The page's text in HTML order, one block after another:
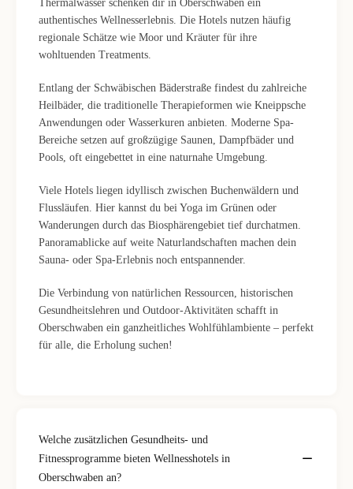
Thermalwasser schenken dir in Oberschwaben ein
authentisches Wellnesserlebnis. Die Hotels nutzen häufig
regionale Schätze wie Moor und Kräuter für ihre
wohltuenden Treatments.
Entlang der Schwäbischen Bäderstraße findest du zahlreiche
Heilbäder, die traditionelle Therapieformen wie Kneippsche
Anwendungen oder Wasserkuren anbieten. Moderne Spa-
Bereiche setzen auf großzügige Saunen, Dampfbäder und
Pools, oft eingebettet in eine naturnahe Umgebung.
Viele Hotels liegen idyllisch zwischen Buchenwäldern und
Flussläufen. Hier kannst du bei Yoga im Grünen oder
Wanderungen durch das Biosphärengebiet tief durchatmen.
Panoramablicke auf weite Naturlandschaften machen dein
Sauna- oder Spa-Erlebnis noch entspannender.
Die Verbindung von natürlichen Ressourcen, historischen
Gesundheitslehren und Outdoor-Aktivitäten schafft in
Oberschwaben ein ganzheitliches Wohlfühlambiente – perfekt
für alle, die Erholung suchen!
Welche zusätzlichen Gesundheits- und
Fitnessprogramme bieten Wellnesshotels in
Oberschwaben an?